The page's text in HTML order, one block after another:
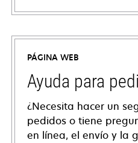
PÁGINA WEB
Ayuda para
¿Necesita hacer un
pedidos o tiene
en línea, el envío y la